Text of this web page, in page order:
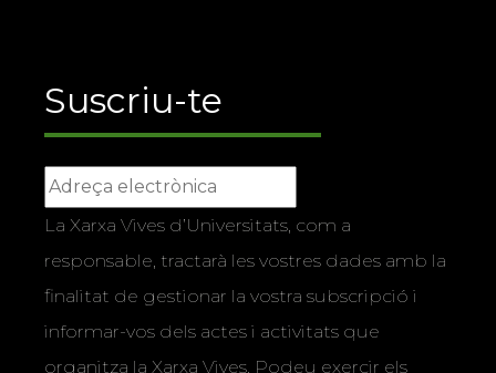
Suscriu-te
La Xarxa Vives d’Universitats, com a
responsable, tractarà les vostres dades amb la
finalitat de gestionar la vostra subscripció i
informar-vos dels actes i activitats que
organitza la Xarxa Vives. Podeu exercir els